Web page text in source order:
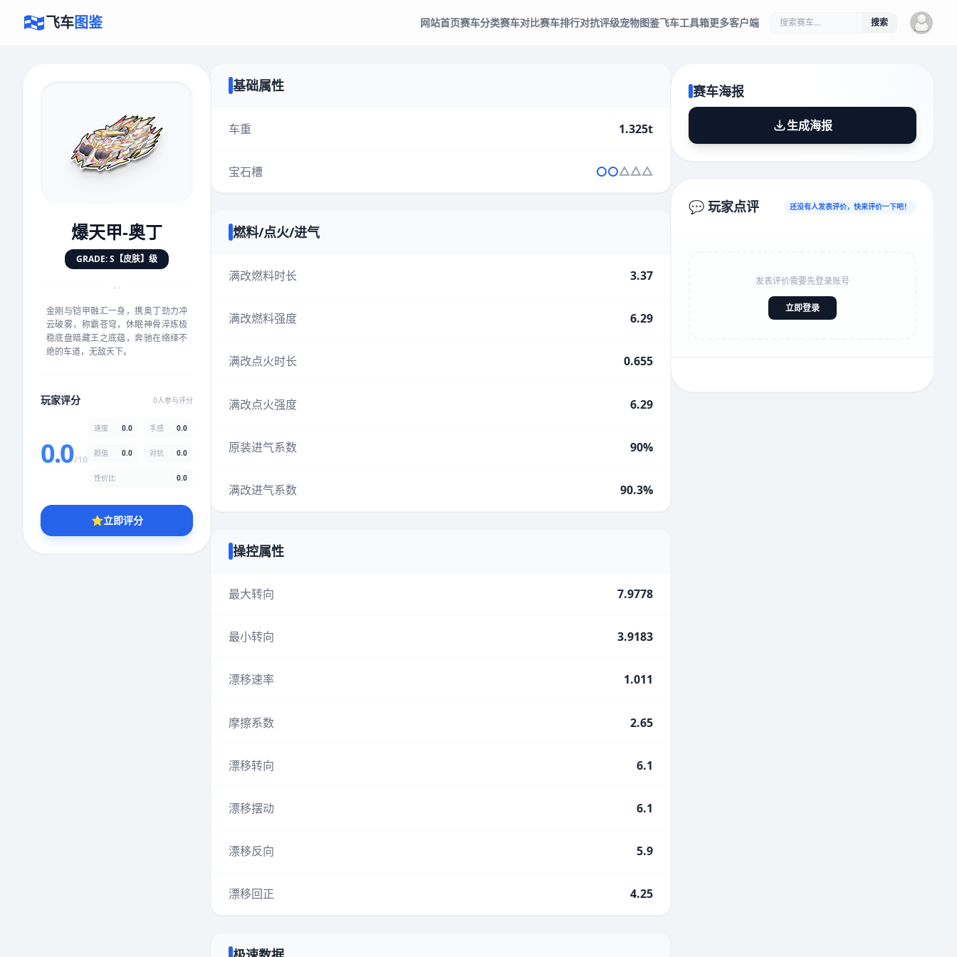
飞车图鉴 网站首页赛车分类赛车对比赛车排行对抗评级宠物图鉴飞车工具箱更多客户端 搜索
爆天甲-奥丁
GRADE: S【皮肤】级
“
金刚与铠甲融汇一身，携奥丁劲力冲
云破雾，称霸苍穹，休眠神骨淬炼极
稳底盘暗藏王之底蕴，奔驰在络绎不
绝的车道，无敌天下。
玩家评分 0人参与评分
0.0/10
速度 0.0 手感 0.0
颜值 0.0 对抗 0.0
性价比 0.0
⭐立即评分
基础属性
车重 1.325t
宝石槽
燃料/点火/进气
满改燃料时长 3.37
满改燃料强度 6.29
满改点火时长 0.655
满改点火强度 6.29
原装进气系数 90%
满改进气系数 90.3%
操控属性
最大转向 7.9778
最小转向 3.9183
漂移速率 1.011
摩擦系数 2.65
漂移转向 6.1
漂移摆动 6.1
漂移反向 5.9
漂移回正 4.25
赛车海报
生成海报
💬 玩家点评 还没有人发表评价，快来评价一下吧！
发表评价需要先登录账号
立即登录
评价赛车
速度 5.0分
对抗
★★★★★★★
手感 5.0分
★★★★★★★★★
★★★★
性价比 5.0分
★★★ ★★
* 综合评分为玩家评分结果，速度占比0%，手感占比0%，对抗占比
0%，性价比占比0%，颜值占比0%